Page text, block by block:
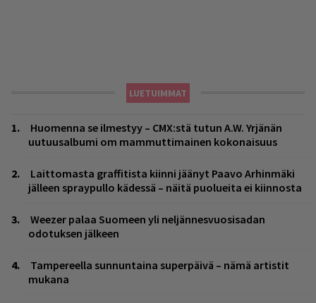
LUETUIMMAT
Huomenna se ilmestyy – CMX:stä tutun A.W. Yrjänän
uutuusalbumi om mammuttimainen kokonaisuus
Laittomasta graffitista kiinni jäänyt Paavo Arhinmäki
jälleen spraypullo kädessä – näitä puolueita ei kiinnosta
Weezer palaa Suomeen yli neljännesvuosisadan
odotuksen jälkeen
Tampereella sunnuntaina superpäivä – nämä artistit
mukana